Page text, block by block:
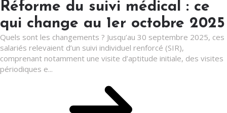
Réforme du suivi médical : ce
qui change au 1er octobre 2025
Quels sont les changements ? Jusqu’au 30 septembre 2025, ces
salariés relevaient d’un suivi individuel renforcé (SIR),
comprenant notamment une visite d’aptitude initiale, des visites
périodiques e...